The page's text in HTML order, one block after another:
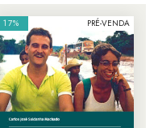
17% PRÉ-VENDA